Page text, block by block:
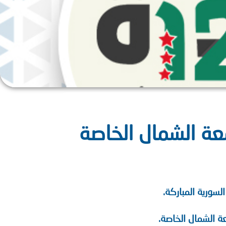
الشمال الخاصة
المباركة.